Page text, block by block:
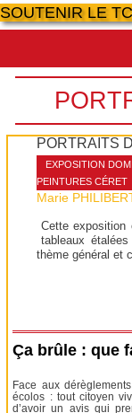
SOUTENIR LE TC
PORTRAITS
EXPOSITION
PEINTURES CÉRET
Marie
Cette exposition
tableaux
thème général et
Ça brûle : que
Face aux
écolos : tout citoyen
d’avoir un avis qui